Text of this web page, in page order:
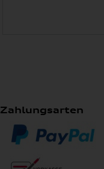
Zahlungsarten